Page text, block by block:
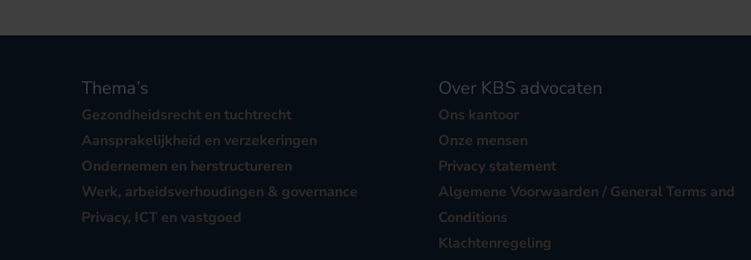
Thema’s
Gezondheidsrecht en tuchtrecht
Aansprakelijkheid en verzekeringen
Ondernemen en herstructureren
Werk, arbeidsverhoudingen & governance
Privacy, ICT en vastgoed
Over KBS advocaten
Ons kantoor
Onze mensen
Privacy statement
Algemene Voorwaarden / General Terms and
Conditions
Klachtenregeling